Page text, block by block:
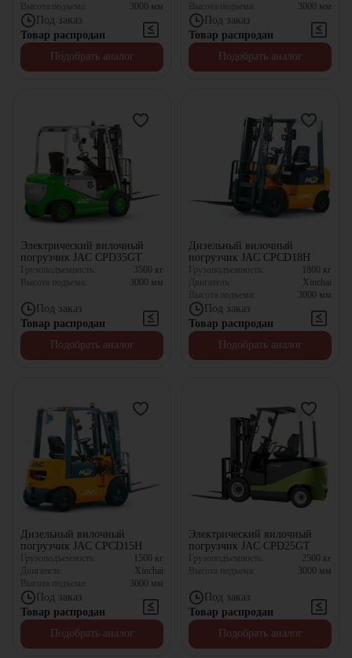
Высота подъема:
3000 мм
Под заказ
Товар распродан
Подобрать аналог
Высота подъема:
3000 мм
Под заказ
Товар распродан
Подобрать аналог
Электрический вилочный
погрузчик JAC CPD35GT
Грузоподъемность: 3500 кг
Высота подъема:
3000 мм
Под заказ
Товар распродан
Подобрать аналог
Дизельный вилочный
погрузчик JAC CPCD18H
Грузоподъемность: 1800 кг
Двигатель:
Xinchai
Высота подъема:
3000 мм
Под заказ
Товар распродан
Подобрать аналог
Дизельный вилочный
погрузчик JAC CPCD15H
Грузоподъемность: 1500 кг
Двигатель:
Xinchai
Высота подъема:
3000 мм
Под заказ
Товар распродан
Подобрать аналог
Электрический вилочный
погрузчик JAC CPD25GT
Грузоподъемность: 2500 кг
Высота подъема:
3000 мм
Под заказ
Товар распродан
Подобрать аналог